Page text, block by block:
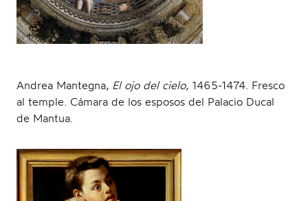
Andrea Mantegna, El ojo del cielo, 1465-1474. Fresco
al temple. Cámara de los esposos del Palacio Ducal
de Mantua.